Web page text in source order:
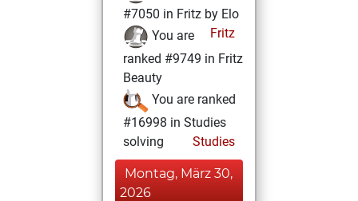
#7050 in Fritz by Elo
Fritz
You are
ranked #9749 in Fritz
Beauty
You are ranked
#16998 in Studies
solving
Studies
Montag, März 30,
2026